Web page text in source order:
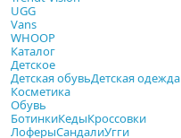
UGG
Vans
WHOOP
Каталог
Детское
Детская обувьДетская одежда
Косметика
Обувь
БотинкиКедыКроссовки
ЛоферыСандалиУгги